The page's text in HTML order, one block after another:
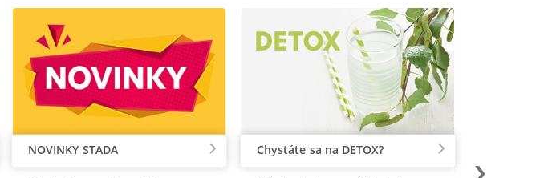
NOVINKY STADA Chystáte sa na DETOX?